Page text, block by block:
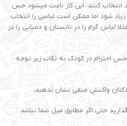
انتخاب کنند. این کار باعث میشود حس
شود اما ممکن است لباسی را انتخاب
لباس گرم را در تابستان و دمپایی را در
احترام در کودک به نکات زیر توجه